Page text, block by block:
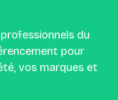
du
pour
vos marques et